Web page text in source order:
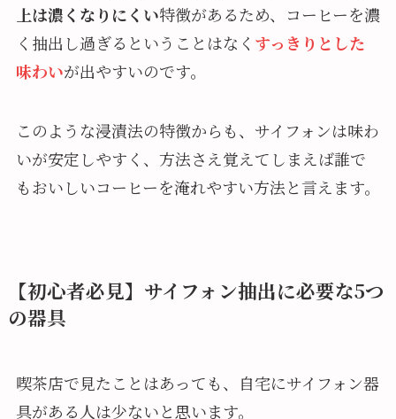
上は濃くなりにくい特徴があるため、コーヒーを濃
く抽出し過ぎるということはなく すっきりとした
味わいが出やすいのです。
このような浸漬法の特徴からも、サイフォンは味わ
いが安定しやすく、方法さえ覚えてしまえば誰で
もおいしいコーヒーを淹れやすい方法と言えます。
【初心者必見】サイフォン抽出に必要な5つ
の器具
喫茶店で見たことはあっても、自宅にサイフォン器
具がある人は少ないと思います。